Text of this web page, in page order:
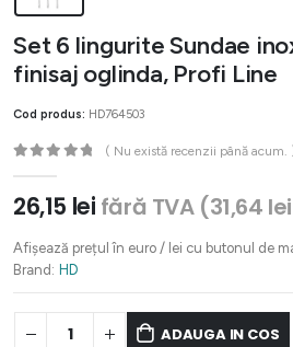
Set 6 lingurite Sundae
finisaj oglinda, Profi Line
Cod produs: HD764503
( Nu există recenzii până acum.
26,15 lei fără TVA (31,64 lei
Afișează prețul în euro / lei cu butonul de
Brand: HD
ADAUGA IN COS